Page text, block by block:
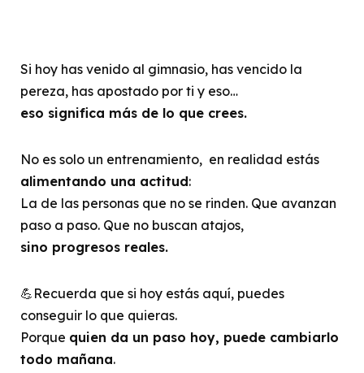
Si hoy has venido al gimnasio, has vencido la
pereza, has apostado por ti y eso…
eso significa más de lo que crees.
No es solo un entrenamiento, en realidad estás
alimentando una actitud:
La de las personas que no se rinden. Que avanzan
paso a paso. Que no buscan atajos,
sino progresos reales.
💪Recuerda que si hoy estás aquí, puedes
conseguir lo que quieras.
Porque quien da un paso hoy, puede cambiarlo
todo mañana.